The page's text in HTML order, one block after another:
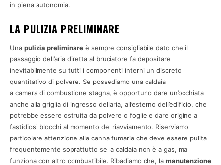
in piena autonomia.
LA PULIZIA PRELIMINARE
Una pulizia preliminare è sempre consigliabile dato che il
passaggio dell’aria diretta al bruciatore fa depositare
inevitabilmente su tutti i componenti interni un discreto
quantitativo di polvere. Se possediamo una caldaia
a camera di combustione stagna, è opportuno dare un’occhiata
anche alla griglia di ingresso dell’aria, all’esterno dell’edificio, che
potrebbe essere ostruita da polvere o foglie e dare origine a
fastidiosi blocchi al momento del riavviamento. Riserviamo
particolare attenzione alla canna fumaria che deve essere pulita
frequentemente soprattutto se la caldaia non è a gas, ma
funziona con altro combustibile. Ribadiamo che, la manutenzione